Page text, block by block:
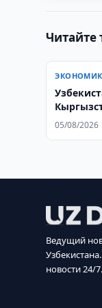
Читайте
топлива
05/08/2026
Ведущий
новости 24/7.